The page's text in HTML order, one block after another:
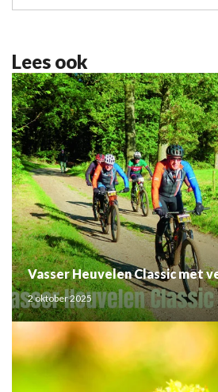
Lees ook
2 oktober 2025